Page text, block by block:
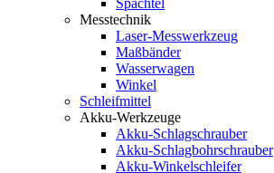
Spachtel
Messtechnik
Laser-Messwerkzeug
Maßbänder
Wasserwagen
Winkel
Schleifmittel
Akku-Werkzeuge
Akku-Schlagschrauber
Akku-Schlagbohrschrauber
Akku-Winkelschleifer